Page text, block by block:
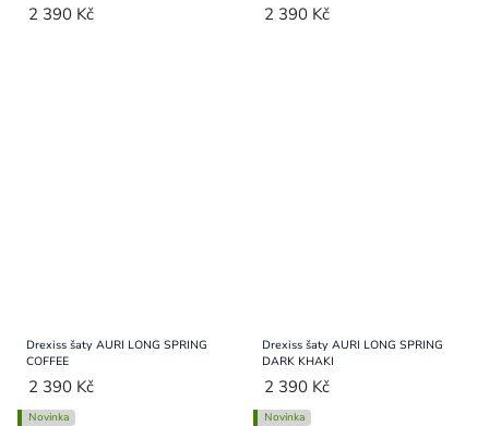
2 390 Kč 2 390 Kč
Drexiss šaty AURI LONG SPRING
COFFEE
2 390 Kč
Drexiss šaty AURI LONG SPRING
DARK KHAKI
2 390 Kč
Novinka Novinka